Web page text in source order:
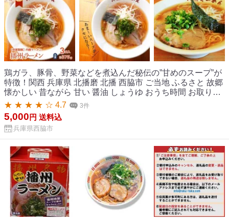
鶏ガラ、豚骨、野菜などを煮込んだ秘伝の”甘めのスープ”が
特徴！関西 兵庫県 北播磨 北播 西脇市 ご当地 ふるさと 故郷
懐かしい 昔ながら 甘い 醤油 しょうゆ おうち時間 お取り寄
せ 【ふるさと納税】【兵庫ご当地ラーメン】播州ラーメン
3食セット（内橋ラーメン 麺・スープ付）
★ ★ ★ ★ ☆ 4.7 3件
5,000 円 送料込
兵庫県西脇市